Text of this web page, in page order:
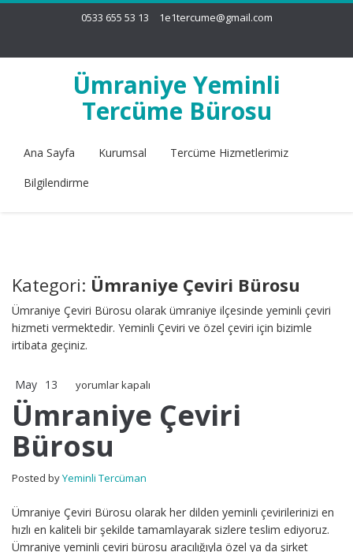
0533 655 53 13 1e1tercume@gmail.com
Ümraniye Yeminli
Tercüme Bürosu
Ana Sayfa Kurumsal
Tercüme Hizmetlerimiz
Bilgilendirme
Kategori: Ümraniye Çeviri Bürosu
Ümraniye Çeviri Bürosu olarak ümraniye ilçesinde yeminli çeviri
hizmeti vermektedir. Yeminli Çeviri ve özel çeviri için bizimle
irtibata geçiniz.
May 13
Ümraniye
Bürosu
yorumlar kapalı
Ümraniye Çeviri
Bürosu
Posted byYeminli Tercüman
Ümraniye Çeviri Bürosu olarak her dilden yeminli çevirilerinizi en
hızlı en kaliteli bir şekilde tamamlayarak sizlere teslim ediyoruz.
Ümraniye yeminli çeviri bürosu aracılığıyla özel ya da şirket